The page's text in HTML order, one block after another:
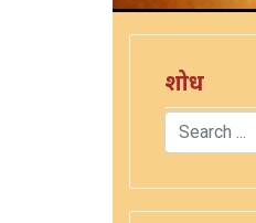
शोध
Search